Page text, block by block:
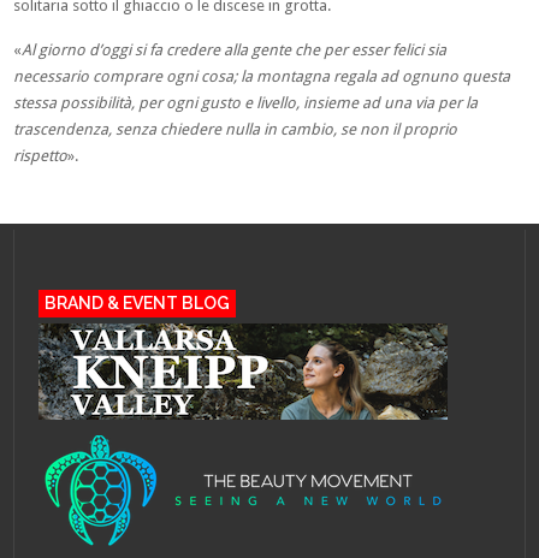
solitaria sotto il ghiaccio o le discese in grotta.
«Al giorno d’oggi si fa credere alla gente che per esser felici sia
necessario comprare ogni cosa; la montagna regala ad ognuno questa
stessa possibilità, per ogni gusto e livello, insieme ad una via per la
trascendenza, senza chiedere nulla in cambio, se non il proprio
rispetto».
BRAND & EVENT BLOG